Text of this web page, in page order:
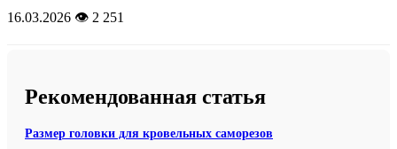
16.03.2026 👁️ 2 251
Рекомендованная статья
Размер головки для кровельных саморезов